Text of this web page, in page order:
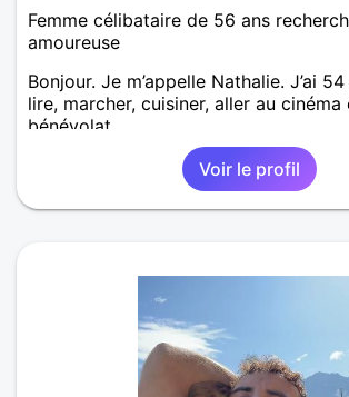
Femme célibataire de 56 ans
amoureuse
Bonjour. Je m’appelle Nathalie. J’ai 54
lire, marcher, cuisiner, aller au cinéma
bénévolat
Voir le profil